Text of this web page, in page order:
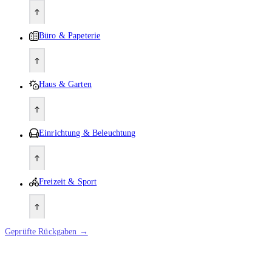
Büro & Papeterie
Haus & Garten
Einrichtung & Beleuchtung
Freizeit & Sport
Geprüfte Rückgaben →